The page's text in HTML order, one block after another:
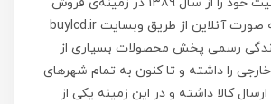
قطعات کامپیوتر به صورت آنلاین از طریق وبسایت buylcd.ir
رسمی پخش محصولات بسیاری از
را داشته و تا کنون به تمام شهرهای
کالا داشته و در این زمینه یکی از